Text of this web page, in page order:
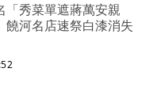
「秀菜單遮蔣萬安親
河名店速祭白漆消失